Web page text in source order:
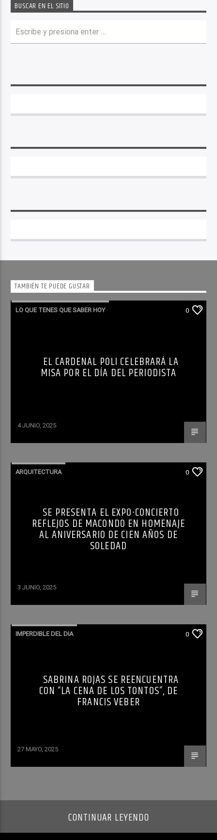
BUSCAR EN EL SITIO
TAMBIÉN TE PUEDE GUSTAR
LO QUE TENES QUE SABER HOY 0
EL CARDENAL POLI CELEBRARÁ LA
MISA POR EL DÍA DEL PERIODISTA
4 JUNIO, 2025
ARQUITECTURA 0
SE PRESENTA EL EXPO-CONCIERTO
REFLEJOS DE MACONDO EN HOMENAJE
AL ANIVERSARIO DE CIEN AÑOS DE
SOLEDAD
3 JUNIO, 2025
IMPERDIBLE DEL DIA 0
SABRINA ROJAS SE REENCUENTRA
CON “LA CENA DE LOS TONTOS”, DE
FRANCIS VEBER
27 MAYO, 2025
CONTINUAR LEYENDO